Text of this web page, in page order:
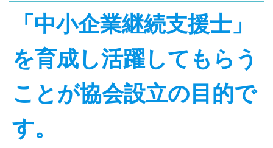
「中小企業継続支援士」
を育成し活躍してもらう
ことが協会設立の目的で
す。